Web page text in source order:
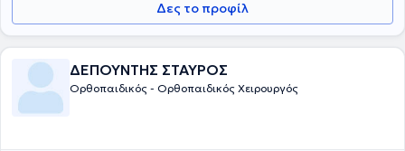
Δες το προφίλ
ΔΕΠΟΥΝΤΗΣ ΣΤΑΥΡΟΣ
Ορθοπαιδικός - Ορθοπαιδικός Χειρουργός